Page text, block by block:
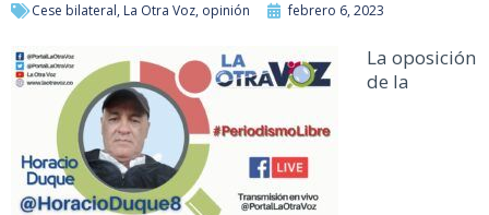
Cese bilateral, La Otra Voz, opinión febrero 6, 2023
La oposición
de la